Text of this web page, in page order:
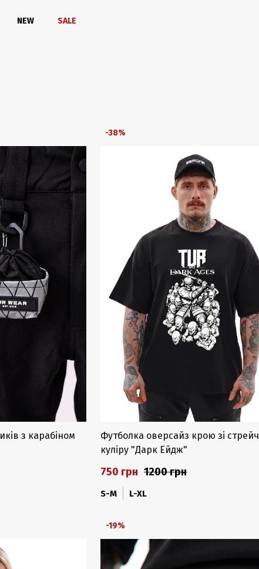
NEW SALE
з карабіном
-38%
Футболка оверсайз крою зі стрейч
куліру "Дарк Ейдж"
750 грн 1200 грн
S-M L-XL
-19%